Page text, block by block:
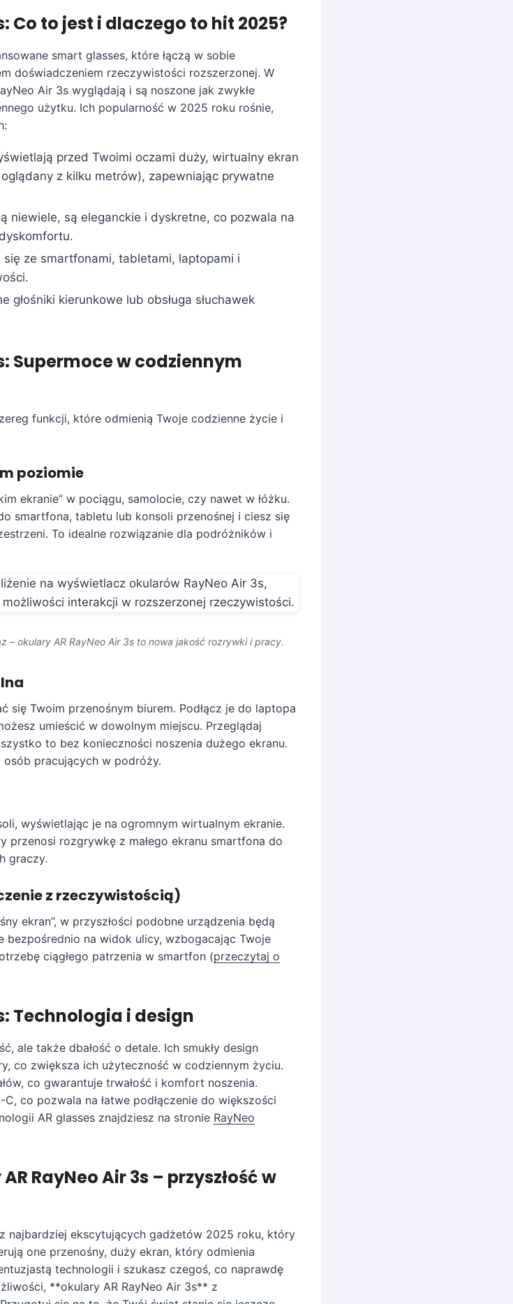
Co to jest i dlaczego to hit 2025?
smart glasses, które łączą w sobie
doświadczeniem rzeczywistości rozszerzonej. W
Air 3s wyglądają i są noszone jak zwykłe
użytku. Ich popularność w 2025 roku rośnie,
przed Twoimi oczami duży, wirtualny ekran
z kilku metrów), zapewniając prywatne
niewiele, są eleganckie i dyskretne, co pozwala na
się ze smartfonami, tabletami, laptopami i
głośniki kierunkowe lub obsługa słuchawek
Supermoce w codziennym
funkcji, które odmienią Twoje codzienne życie i
poziomie
ekranie” w pociągu, samolocie, czy nawet w łóżku.
smartfona, tabletu lub konsoli przenośnej i ciesz się
To idealne rozwiązanie dla podróżników i
okulary AR RayNeo Air 3s to nowa jakość rozrywki i pracy.
się Twoim przenośnym biurem. Podłącz je do laptopa
umieścić w dowolnym miejscu. Przeglądaj
to bez konieczności noszenia dużego ekranu.
pracujących w podróży.
wyświetlając je na ogromnym wirtualnym ekranie.
przenosi rozgrywkę z małego ekranu smartfona do
graczy.
z rzeczywistością)
ekran”, w przyszłości podobne urządzenia będą
bezpośrednio na widok ulicy, wzbogacając Twoje
ciągłego patrzenia w smartfon (przeczytaj o
Technologia i design
ale także dbałość o detale. Ich smukły design
co zwiększa ich użyteczność w codziennym życiu.
co gwarantuje trwałość i komfort noszenia.
C, co pozwala na łatwe podłączenie do większości
AR glasses znajdziesz na stronie RayNeo
RayNeo Air 3s – przyszłość w
najbardziej ekscytujących gadżetów 2025 roku, który
one przenośny, duży ekran, który odmienia
technologii i szukasz czegoś, co naprawdę
**okulary AR RayNeo Air 3s** z